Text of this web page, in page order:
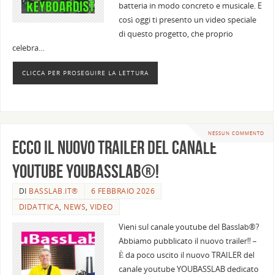
batteria in modo concreto e musicale. E
così oggi ti presento un video speciale
di questo progetto, che proprio
celebra…
CLICCA PER PROSEGUIRE LA LETTURA
NESSUN COMMENTO
Ecco il nuovo trailer del canale
youtube YOUBASSLAB®!
DI BASSLAB.IT®
6 FEBBRAIO 2026
DIDATTICA, NEWS,VIDEO
Vieni sul canale youtube del Basslab®?
Abbiamo pubblicato il nuovo trailer!! –
È da poco uscito il nuovo TRAILER del
canale youtube YOUBASSLAB dedicato